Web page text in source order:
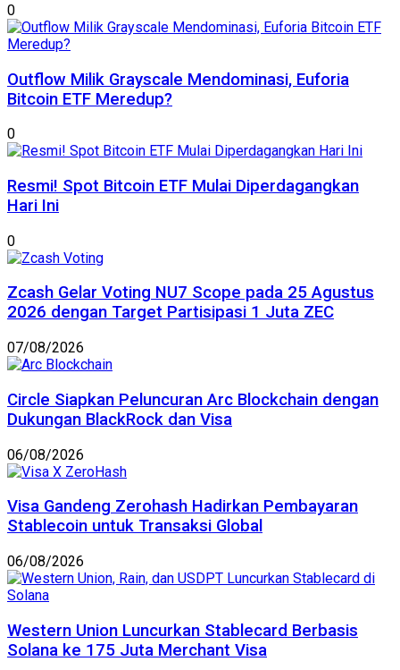
0
Outflow Milik Grayscale Mendominasi, Euforia
Bitcoin ETF Meredup?
0
Resmi! Spot Bitcoin ETF Mulai Diperdagangkan
Hari Ini
0
Zcash Gelar Voting NU7 Scope pada 25 Agustus
2026 dengan Target Partisipasi 1 Juta ZEC
07/08/2026
Circle Siapkan Peluncuran Arc Blockchain dengan
Dukungan BlackRock dan Visa
06/08/2026
Visa Gandeng Zerohash Hadirkan Pembayaran
Stablecoin untuk Transaksi Global
06/08/2026
Western Union Luncurkan Stablecard Berbasis
Solana ke 175 Juta Merchant Visa